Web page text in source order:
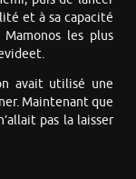
et à sa capacité
les plus
avait utilisé une
Maintenant que
pas la laisser